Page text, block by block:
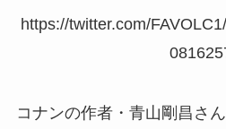
https://twitter.com/
コナンの作者・青山剛昌さ